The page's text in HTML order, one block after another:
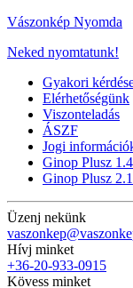
Vászonkép Nyomda
Neked nyomtatunk!
Gyakori
Elérhetőségünk
Viszonteladás
ÁSZF
Jogi
Ginop Plusz
Ginop Plusz
Üzenj nekünk
Hívj minket
+36-20-933-0915
Kövess minket